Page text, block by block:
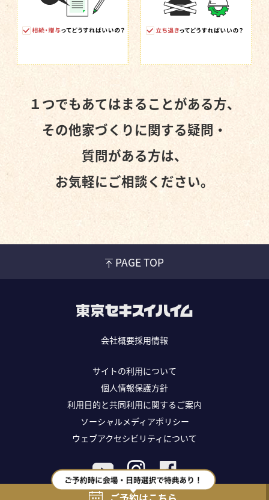
１つでもあてはまることがある方、
その他家づくりに関する疑問・
質問がある方は、
お気軽にご相談ください。
PAGE TOP
会社概要採用情報
サイトの利用について
個人情報保護方針
利用目的と共同利用に関するご案内
ソーシャルメディアポリシー
ウェブアクセシビリティについて
Copyright ©TOKYO SEKISUIHEIM Co., Ltd. All rights reserved.